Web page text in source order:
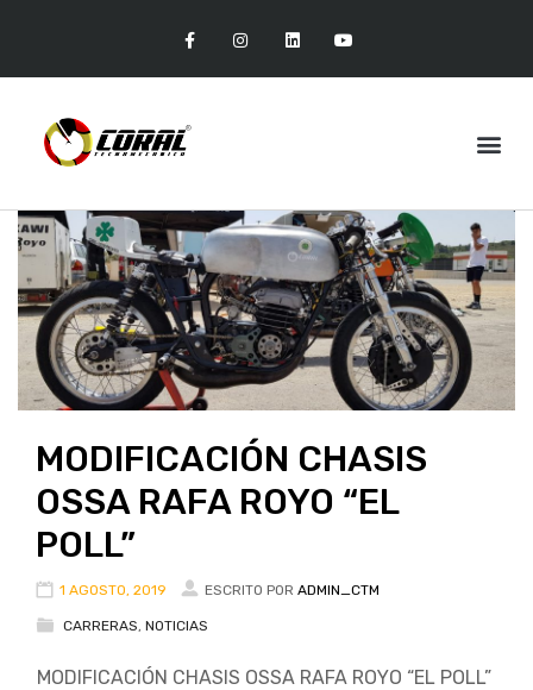
MODIFICACIÓN CHASIS
OSSA RAFA ROYO “EL
POLL”
1 AGOSTO, 2019 ESCRITO POR ADMIN_CTM
CARRERAS NOTICIAS
MODIFICACIÓN CHASIS OSSA RAFA ROYO “EL POLL”